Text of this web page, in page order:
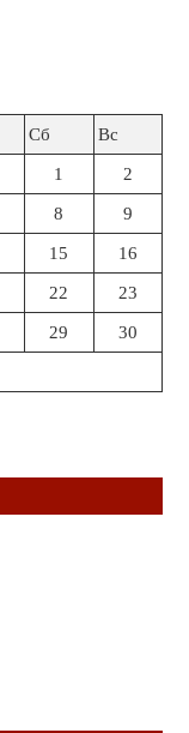
Сб Вс
1 2
8 9
15 16
22 23
29 30